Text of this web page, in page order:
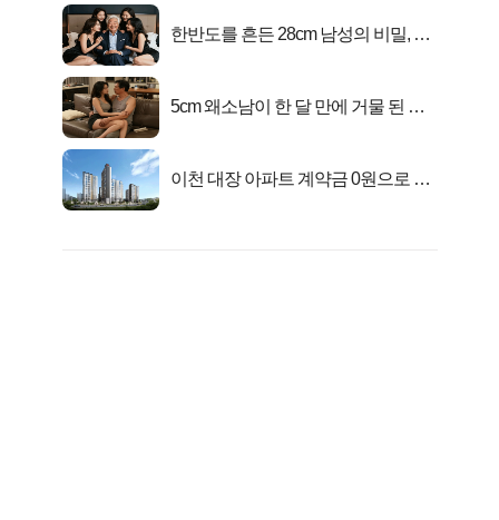
한반도를 흔든 28cm 남성의 비밀, 매
5cm 왜소남이 한 달 만에 거물 된 사
이천 대장 아파트 계약금 0원으로 내